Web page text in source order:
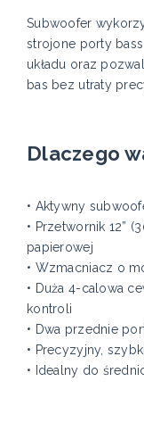
Subwoofer
strojone porty
układu oraz
bas bez utraty
Dlaczego
• Aktywny
• Przetwornik 12”
papierowej
• Wzmacniacz o
• Duża 4-calowa
kontroli
• Dwa przednie
• Precyzyjny,
• Idealny do